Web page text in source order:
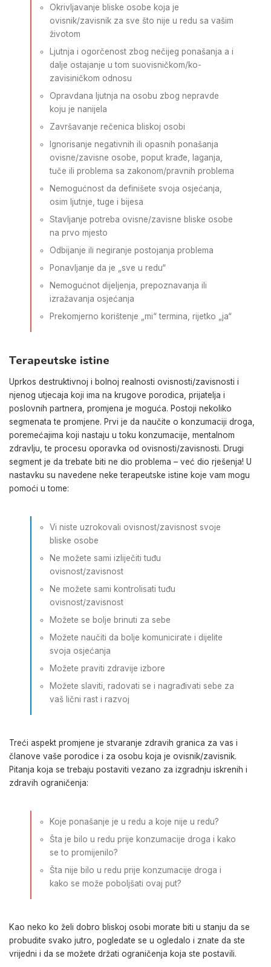
Okrivljavanje bliske osobe koja je
ovisnik/zavisnik za sve što nije u redu sa vašim
životom
Ljutnja i ogorčenost zbog nečijeg ponašanja a i
dalje ostajanje u tom suovisničkom/ko-
zavisiničkom odnosu
Opravdana ljutnja na osobu zbog nepravde
koju je nanijela
Završavanje rečenica bliskoj osobi
Ignorisanje negativnih ili opasnih ponašanja
ovisne/zavisne osobe, poput krađe, laganja,
tuče ili problema sa zakonom/pravnih problema
Nemogućnost da definišete svoja osjećanja,
osim ljutnje, tuge i bijesa
Stavljanje potreba ovisne/zavisne bliske osobe
na prvo mjesto
Odbijanje ili negiranje postojanja problema
Ponavljanje da je „sve u redu“
Nemogućnot dijeljenja, prepoznavanja ili
izražavanja osjećanja
Prekomjerno korištenje „mi“ termina, rijetko „ja“
Terapeutske istine
Uprkos destruktivnoj i bolnoj realnosti ovisnosti/zavisnosti i
njenog utjecaja koji ima na krugove porodica, prijatelja i
poslovnih partnera, promjena je moguća. Postoji nekoliko
segmenata te promjene. Prvi je da naučite o konzumaciji droga,
poremećajima koji nastaju u toku konzumacije, mentalnom
zdravlju, te procesu oporavka od ovisnosti/zavisnosti. Drugi
segment je da trebate biti ne dio problema – već dio rješenja! U
nastavku su navedene neke terapeutske istine koje vam mogu
pomoći u tome:
Vi niste uzrokovali ovisnost/zavisnost svoje
bliske osobe
Ne možete sami izliječiti tuđu
ovisnost/zavisnost
Ne možete sami kontrolisati tuđu
ovisnost/zavisnost
Možete se bolje brinuti za sebe
Možete naučiti da bolje komunicirate i dijelite
svoja osjećanja
Možete praviti zdravije izbore
Možete slaviti, radovati se i nagrađivati sebe za
vaš lični rast i razvoj
Treći aspekt promjene je stvaranje zdravih granica za vas i
članove vaše porodice i za osobu koja je ovisnik/zavisnik.
Pitanja koja se trebaju postaviti vezano za izgradnju iskrenih i
zdravih ograničenja:
Koje ponašanje je u redu a koje nije u redu?
Šta je bilo u redu prije konzumacije droga i kako
se to promijenilo?
Šta nije bilo u redu prije konzumacije droga i
kako se može poboljšati ovaj put?
Kao neko ko želi dobro bliskoj osobi morate biti u stanju da se
probudite svako jutro, pogledate se u ogledalo i znate da ste
vrijedni i da se možete držati ograničenja koja ste postavili.